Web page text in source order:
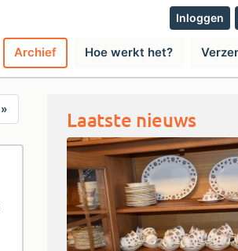
Inloggen
Archief Hoe werkt het?
» Laatste nieuws